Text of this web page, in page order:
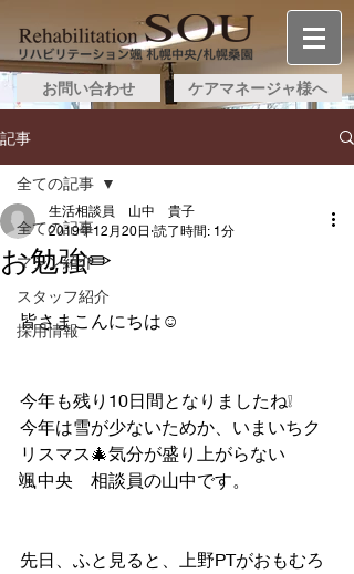
お問い合わせ ケアマネージャ様へ
記事
全ての記事
マシン紹介
スタッフ紹介
採用情報
全ての記事
お勉強✏
生活相談員 山中 貴子
2019年12月20日 読了時間: 1分
皆さまこんにちは☺
今年も残り10日間となりましたね❕
今年は雪が少ないためか、いまいちク
リスマス🎄気分が盛り上がらない
颯中央　相談員の山中です。
先日、ふと見ると、上野PTがおもむろ